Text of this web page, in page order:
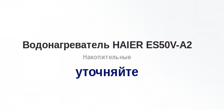
Водонагреватель HAIER ES50V-А2
Накопительные
уточняйте